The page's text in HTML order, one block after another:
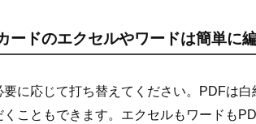
ードのエクセルやワードは簡単に
に応じて打ち替えてください。PDFは
こともできます。エクセルもワードも